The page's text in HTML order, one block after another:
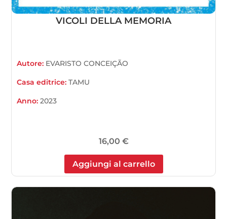
VICOLI DELLA MEMORIA
Autore: EVARISTO CONCEIÇÃO
Casa editrice:TAMU
Anno:2023
16,00 €
Aggiungi al carrello